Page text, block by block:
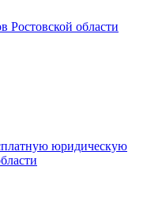
Ростовской области
юридическую